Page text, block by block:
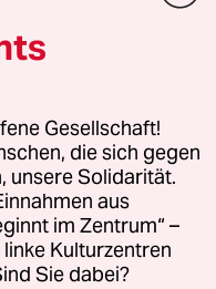
oder für Genehmigungen
Richtlinien
Impressum AGB
Gesellschaft!
die sich gegen
unsere Solidarität.
aus
im Zentrum“ –
Kulturzentren
Sie dabei?